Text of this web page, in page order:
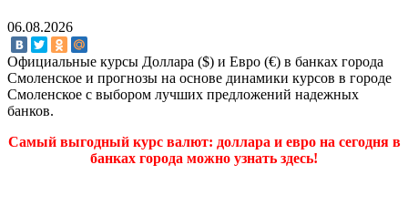
06.08.2026
Официальные курсы Доллара ($) и Евро (€) в банках города
Смоленское и прогнозы на основе динамики курсов в городе
Смоленское с выбором лучших предложений надежных
банков.
Самый выгодный курс валют: доллара и евро на сегодня в
банках города можно узнать здесь!